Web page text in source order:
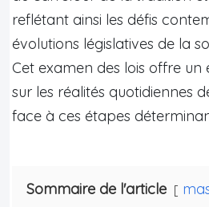
reflétant ainsi les défis
évolutions législatives de la
Cet examen des lois offre un
sur les réalités quotidiennes
face à ces étapes
Sommaire de l'article